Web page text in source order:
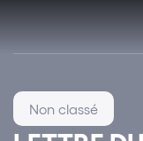
Non classé